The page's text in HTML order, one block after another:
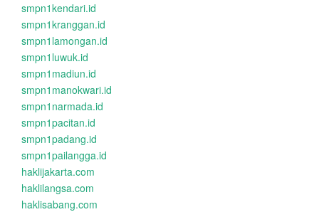
smpn1kendari.id
smpn1kranggan.id
smpn1lamongan.id
smpn1luwuk.id
smpn1madiun.id
smpn1manokwari.id
smpn1narmada.id
smpn1pacitan.id
smpn1padang.id
smpn1pailangga.id
haklijakarta.com
haklilangsa.com
haklisabang.com